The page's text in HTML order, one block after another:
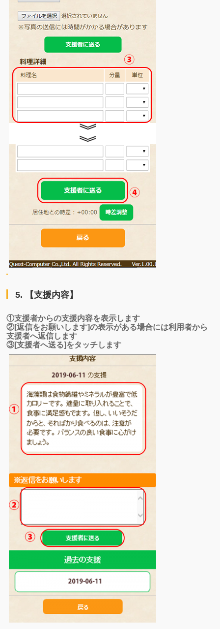
5. 【支援内容】
①支援者からの支援内容を表示します
②[返信をお願いします]の表示がある場合には利用者から
支援者へ返信します
③[支援者へ送る]をタッチします